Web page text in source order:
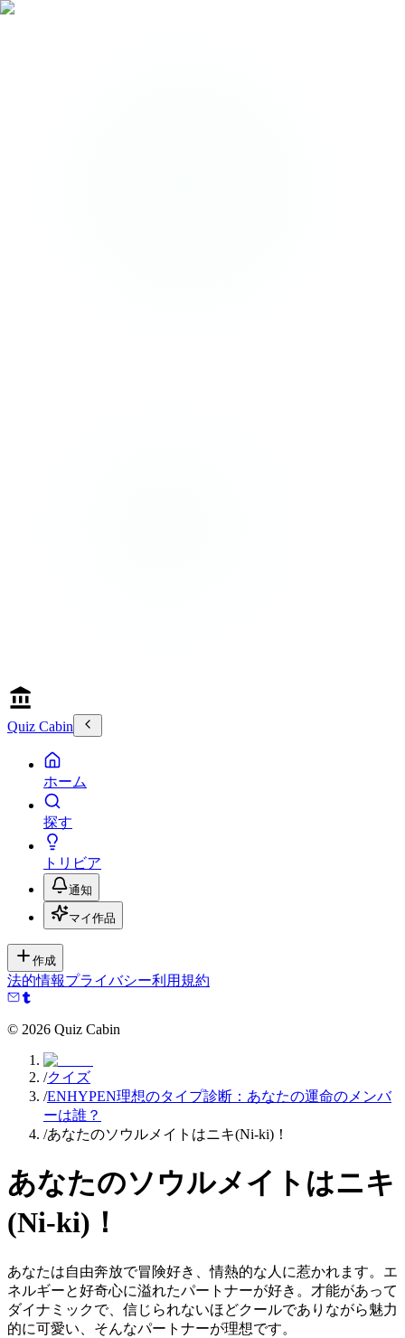
Quiz Cabin
ホーム
探す
トリビア
通知
マイ作品
作成
法的情報プライバシー利用規約
© 2026 Quiz Cabin
/クイズ
/ENHYPEN理想のタイプ診断：あなたの運命のメンバ
ーは誰？
/あなたのソウルメイトはニキ(Ni-ki)！
あなたのソウルメイトはニキ
(Ni-ki)！
あなたは自由奔放で冒険好き、情熱的な人に惹かれます。エ
ネルギーと好奇心に溢れたパートナーが好き。才能があって
ダイナミックで、信じられないほどクールでありながら魅力
的に可愛い、そんなパートナーが理想です。